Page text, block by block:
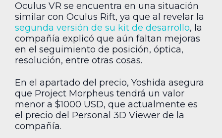
Oculus VR se encuentra en una situación
similar con Oculus Rift, ya que al revelar la
segunda versión de su kit de desarrollo, la
compañía explicó que aún faltan mejoras
en el seguimiento de posición, óptica,
resolución, entre otras cosas.
En el apartado del precio, Yoshida asegura
que Project Morpheus tendrá un valor
menor a $1000 USD, que actualmente es
el precio del Personal 3D Viewer de la
compañía.